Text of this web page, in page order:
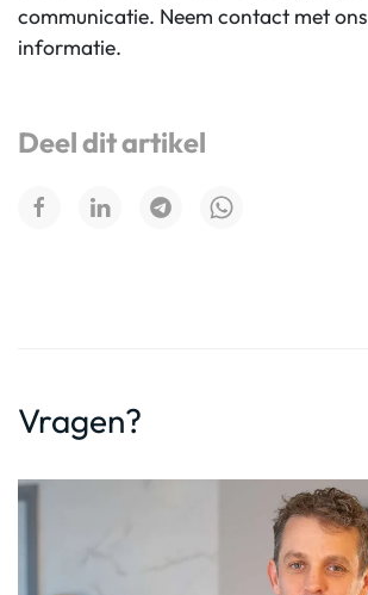
communicatie. Neem contact met
informatie.
Deel dit artikel
Vragen?